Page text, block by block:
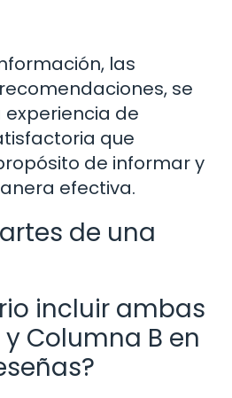
las
se
de
que
de informar y
efectiva.
de una
incluir ambas
Columna B en